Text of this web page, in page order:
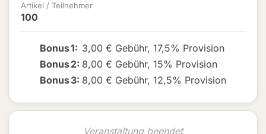
Artikel / Teilnehmer
100
Bonus1: 3,00 € Gebühr, 17,5% Provision
Bonus2: 8,00 € Gebühr, 15% Provision
Bonus3: 8,00 € Gebühr, 12,5% Provision
Veranstaltung beendet